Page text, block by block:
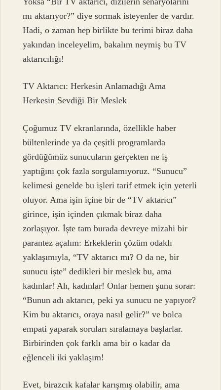
mı aktarıyor?” diye sormak isteyenler de vardır.
Hadi, o zaman hep birlikte bu terimi biraz daha
yakından inceleyelim, bakalım neymiş bu TV
aktarıcılığı!
TV Aktarıcı: Herkesin Anlamadığı Ama
Herkesin Sevdiği Bir Meslek
Çoğumuz TV ekranlarında, özellikle haber
bültenlerinde ya da çeşitli programlarda
gördüğümüz sunucuların gerçekten ne iş
yaptığını çok fazla sorgulamıyoruz. “Sunucu”
kelimesi genelde bu işleri tarif etmek için yeterli
oluyor. Ama işin içine bir de “TV aktarıcı”
girince, işin içinden çıkmak biraz daha
zorlaşıyor. İşte tam burada devreye mizahi bir
parantez açalım: Erkeklerin çözüm odaklı
yaklaşımıyla, “TV aktarıcı mı? O da ne, bir
sunucu işte” dedikleri bir meslek bu, ama
kadınlar! Ah, kadınlar! Onlar hemen şunu sorar:
“Bunun adı aktarıcı, peki ya sunucu ne yapıyor?
Kim bu aktarıcı, oraya nasıl gelir?” ve bolca
empati yaparak soruları sıralamaya başlarlar.
Birbirinden çok farklı ama bir o kadar da
eğlenceli iki yaklaşım!
Evet, birazcık kafalar karışmış olabilir, ama